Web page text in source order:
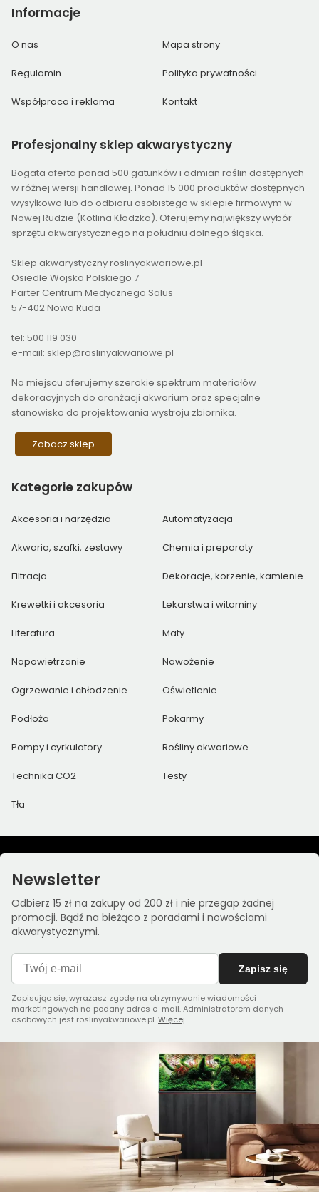
Informacje
O nas Mapa strony
Regulamin Polityka prywatności
Współpraca i reklama Kontakt
Profesjonalny sklep akwarystyczny
Bogata oferta ponad 500 gatunków i odmian roślin dostępnych
w różnej wersji handlowej. Ponad 15 000 produktów dostępnych
wysyłkowo lub do odbioru osobistego w sklepie firmowym w
Nowej Rudzie (Kotlina Kłodzka). Oferujemy największy wybór
sprzętu akwarystycznego na południu dolnego śląska.
Sklep akwarystyczny roslinyakwariowe.pl
Osiedle Wojska Polskiego 7
Parter Centrum Medycznego Salus
57-402 Nowa Ruda
tel: 500 119 030
e-mail: sklep@roslinyakwariowe.pl
Na miejscu oferujemy szerokie spektrum materiałów
dekoracyjnych do aranżacji akwarium oraz specjalne
stanowisko do projektowania wystroju zbiornika.
Zobacz sklep
Kategorie zakupów
Akcesoria i narzędzia Automatyzacja
Akwaria, szafki, zestawy Chemia i preparaty
Filtracja Dekoracje, korzenie, kamienie
Krewetki i akcesoria Lekarstwa i witaminy
Literatura Maty
Napowietrzanie Nawożenie
Ogrzewanie i chłodzenie Oświetlenie
Podłoża Pokarmy
Pompy i cyrkulatory Rośliny akwariowe
Technika CO2 Testy
Tła
Newsletter
Odbierz 15 zł na zakupy od 200 zł i nie przegap żadnej
promocji. Bądź na bieżąco z poradami i nowościami
akwarystycznymi.
Zapisz się
Zapisując się, wyrażasz zgodę na otrzymywanie wiadomości
marketingowych na podany adres e-mail. Administratorem danych
osobowych jest roslinyakwariowe.pl.Więcej